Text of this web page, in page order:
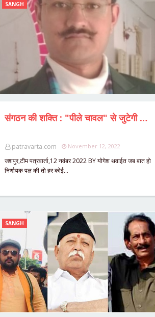
SANGH
संगठन की शक्ति : "पीले चावल" से जुटेगी लाखों की भीड़,संघ प्रमुख मोहन भागवत करेंगे जूदेव के मूर्ति अनावरण,गांव गांव तक पंहुच रहा पीला चावल।
patravarta.com November 12, 2022
जशपुर,टीम पत्रवार्ता,12 नवंबर 2022 BY योगेश थवाईत जब बात हो
निर्णायक पल की तो हर कोई…
SANGH